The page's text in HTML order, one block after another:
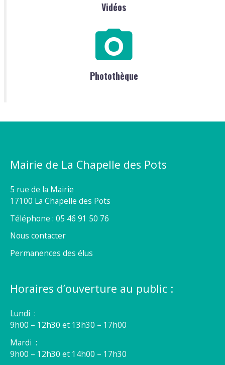
Vidéos
Photothèque
Mairie de La Chapelle des Pots
5 rue de la Mairie
17100 La Chapelle des Pots
Téléphone : 05 46 91 50 76
Nous contacter
Permanences des élus
Horaires d’ouverture au public :
Lundi :
9h00 – 12h30 et 13h30 – 17h00
Mardi :
9h00 – 12h30 et 14h00 – 17h30